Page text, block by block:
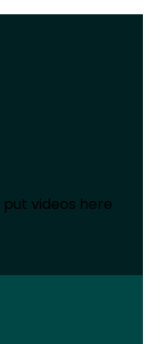
videos here